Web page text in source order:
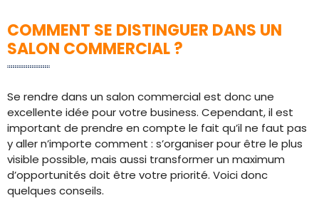
COMMENT SE DISTINGUER DANS UN
SALON COMMERCIAL ?
Se rendre dans un salon commercial est donc une
excellente idée pour votre business. Cependant, il est
important de prendre en compte le fait qu’il ne faut pas
y aller n’importe comment : s’organiser pour être le plus
visible possible, mais aussi transformer un maximum
d’opportunités doit être votre priorité. Voici donc
quelques conseils.